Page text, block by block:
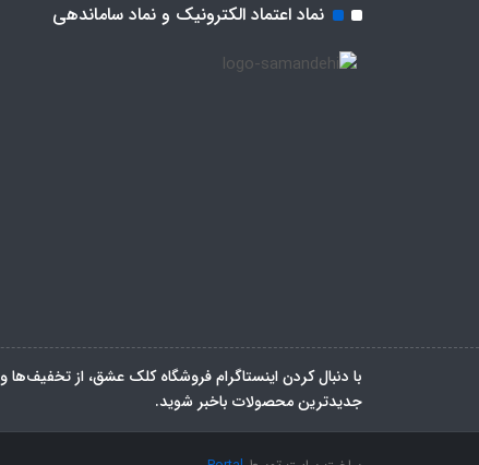
نماد اعتماد الکترونیک و نماد ساماندهی
با دنبال کردن اینستاگرام فروشگاه کلک عشق، از تخفیف‌ها و
جدیدترین‌ محصولات باخبر شوید.